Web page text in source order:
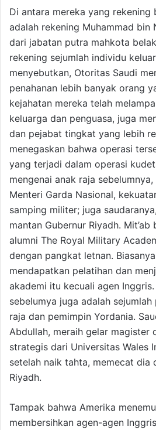
Di antara mereka yang rekening
adalah rekening Muhammad
dari jabatan putra mahkota
rekening sejumlah individu
menyebutkan, Otoritas Saudi
penahanan lebih banyak orang
kejahatan mereka telah
keluarga dan penguasa, juga
dan pejabat tingkat yang lebih
menegaskan bahwa operasi
yang terjadi dalam operasi
mengenai anak raja sebelumnya,
Menteri Garda Nasional,
samping militer; juga
mantan Gubernur Riyadh.
alumni The Royal Military
dengan pangkat letnan.
mendapatkan pelatihan dan
akademi itu kecuali agen
sebelumya juga adalah
raja dan pemimpin Yordania.
Abdullah, meraih gelar magister
strategis dari Universitas Wales
setelah naik tahta, memecat dia
Riyadh.
Tampak bahwa Amerika
membersihkan agen-agen